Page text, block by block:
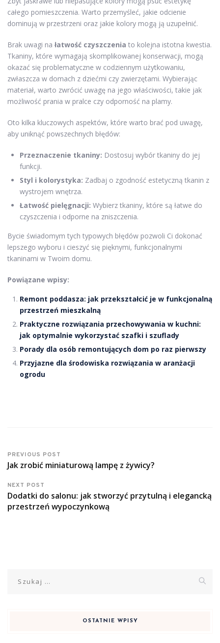
całego pomieszczenia. Warto przemyśleć, jakie odcienie
dominują w przestrzeni oraz jakie kolory mogą ją uzupełnić.
Brak uwagi na łatwość czyszczenia to kolejna istotna kwestia.
Tkaniny, które wymagają skomplikowanej konserwacji, mogą
okazać się problematyczne w codziennym użytkowaniu,
zwłaszcza w domach z dziećmi czy zwierzętami. Wybierając
materiał, warto zwrócić uwagę na jego właściwości, takie jak
możliwość prania w pralce czy odporność na plamy.
Oto kilka kluczowych aspektów, które warto brać pod uwagę,
aby uniknąć powszechnych błędów:
Przeznaczenie tkaniny: Dostosuj wybór tkaniny do jej
funkcji.
Styl i kolorystyka: Zadbaj o zgodność estetyczną tkanin z
wystrojem wnętrza.
Łatwość pielęgnacji: Wybierz tkaniny, które są łatwe do
czyszczenia i odporne na zniszczenia.
Bycie świadomym tych typowych błędów pozwoli Ci dokonać
lepszego wyboru i cieszyć się pięknymi, funkcjonalnymi
tkaninami w Twoim domu.
Powiązane wpisy:
Remont poddasza: jak przekształcić je w funkcjonalną
przestrzeń mieszkalną
Praktyczne rozwiązania przechowywania w kuchni:
jak optymalnie wykorzystać szafki i szuflady
Porady dla osób remontujących dom po raz pierwszy
Przyjazne dla środowiska rozwiązania w aranżacji
ogrodu
PREVIOUS POST
Jak zrobić miniaturową lampę z żywicy?
NEXT POST
Dodatki do salonu: jak stworzyć przytulną i elegancką
przestrzeń wypoczynkową
OSTATNIE WPISY